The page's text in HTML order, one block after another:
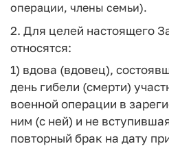
операции, члены семьи).
2. Для целей настоящего
относятся:
1) вдова (вдовец),
день гибели (смерти)
военной операции в
ним (с ней) и не
повторный брак на дату